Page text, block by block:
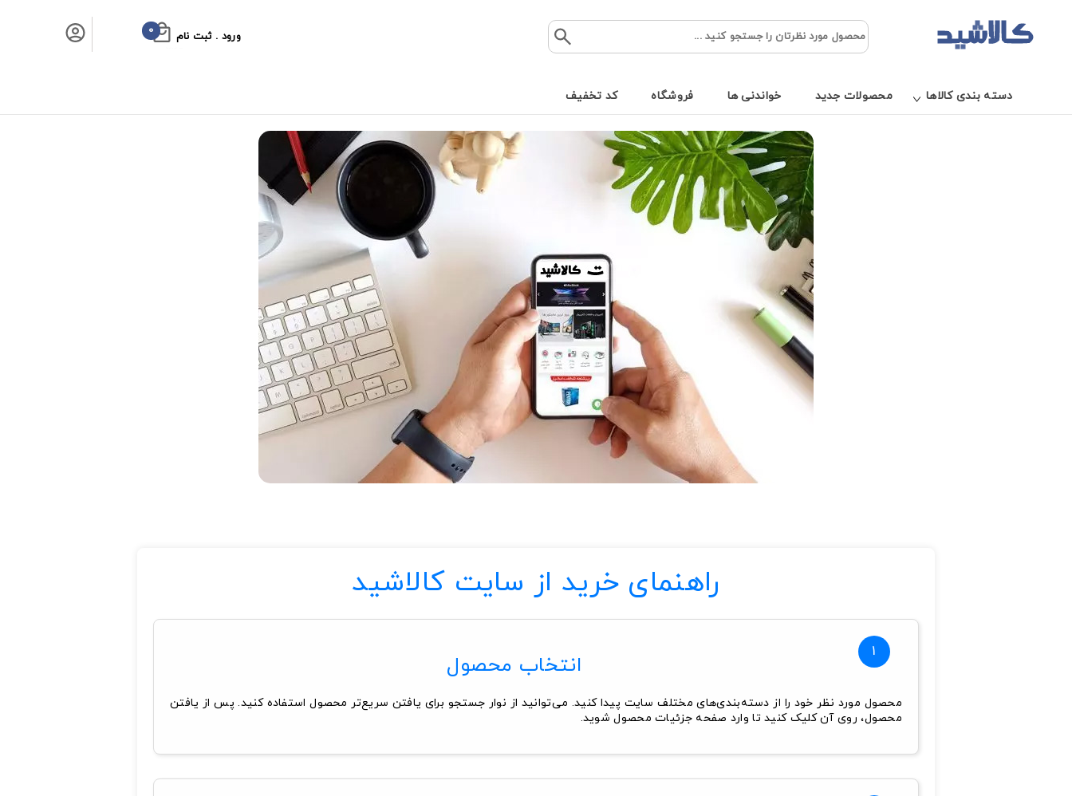
ورود . ثبت نام 0
دسته بندی کالاها محصولات جدید خواندنی ها فروشگاه کد تخفیف
راهنمای خرید از سایت کالاشید
1 انتخاب محصول
محصول مورد نظر خود را از دسته‌بندی‌های مختلف سایت پیدا کنید. می‌توانید از نوار جستجو برای یافتن سریع‌تر محصول استفاده کنید. پس از یافتن
محصول، روی آن کلیک کنید تا وارد صفحه جزئیات محصول شوید.